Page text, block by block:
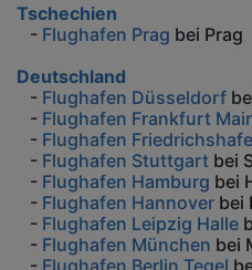
Tschechien
- Flughafen Prag bei Prag
Deutschland
- Flughafen Düsseldorf
- Flughafen Frankfurt
- Flughafen
- Flughafen Stuttgart bei
- Flughafen Hamburg bei
- Flughafen Hannover bei
- Flughafen Leipzig Halle
- Flughafen München bei
- Flughafen Berlin Tegel